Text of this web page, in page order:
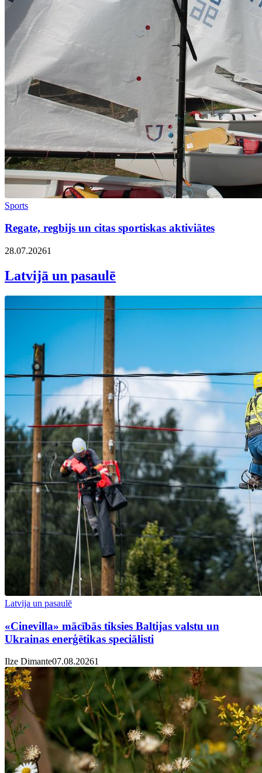
Sports
Regate, regbijs un citas sportiskas aktiviātes
28.07.20261
Latvijā un pasaulē
Latvija un pasaulē
«Cinevilla» mācībās tiksies Baltijas valstu un
Ukrainas enerģētikas speciālisti
Ilze Dimante07.08.20261